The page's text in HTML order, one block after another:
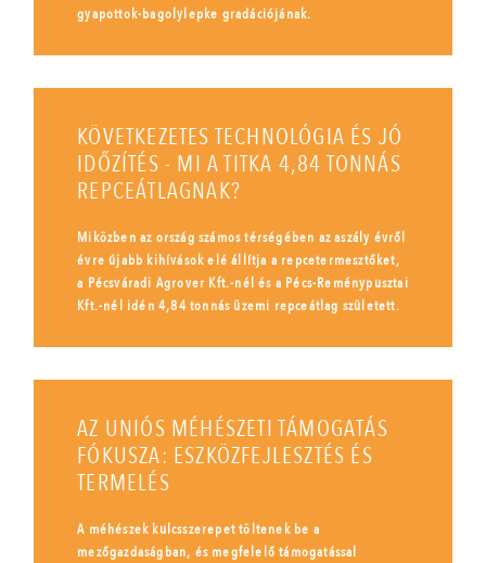
gyapottok-bagolylepke gradációjának.
KÖVETKEZETES TECHNOLÓGIA ÉS JÓ
IDŐZÍTÉS - MI A TITKA 4,84 TONNÁS
REPCEÁTLAGNAK?
Miközben az ország számos térségében az aszály évről
évre újabb kihívások elé állítja a repcetermesztőket,
a Pécsváradi Agrover Kft.-nél és a Pécs-Reménypusztai
Kft.-nél idén 4,84 tonnás üzemi repceátlag született.
AZ UNIÓS MÉHÉSZETI TÁMOGATÁS
FÓKUSZA: ESZKÖZFEJLESZTÉS ÉS
TERMELÉS
A méhészek kulcsszerepet töltenek be a
mezőgazdaságban, és megfelelő támogatással